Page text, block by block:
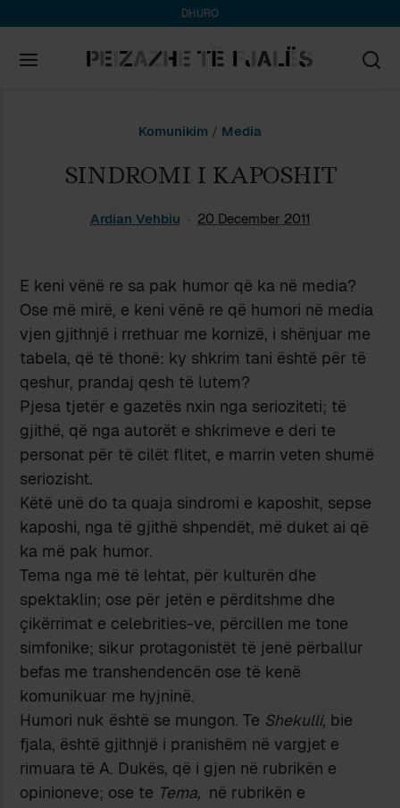
DHURO
Komunikim / Media
SINDROMI I KAPOSHIT
Ardian Vehbiu 20 December 2011
E keni vënë re sa pak humor që ka në media?
Ose më mirë, e keni vënë re që humori në media
vjen gjithnjë i rrethuar me kornizë, i shënjuar me
tabela, që të thonë: ky shkrim tani është për të
qeshur, prandaj qesh të lutem?
Pjesa tjetër e gazetës nxin nga serioziteti; të
gjithë, që nga autorët e shkrimeve e deri te
personat për të cilët flitet, e marrin veten shumë
seriozisht.
Këtë unë do ta quaja sindromi e kaposhit, sepse
kaposhi, nga të gjithë shpendët, më duket ai që
ka më pak humor.
Tema nga më të lehtat, për kulturën dhe
spektaklin; ose për jetën e përditshme dhe
çikërrimat e celebrities-ve, përcillen me tone
simfonike; sikur protagonistët të jenë përballur
befas me transhendencën ose të kenë
komunikuar me hyjninë.
Humori nuk është se mungon. Te Shekulli, bie
fjala, është gjithnjë i pranishëm në vargjet e
rimuara të A. Dukës, që i gjen në rubrikën e
opinioneve; ose te Tema, në rubrikën e